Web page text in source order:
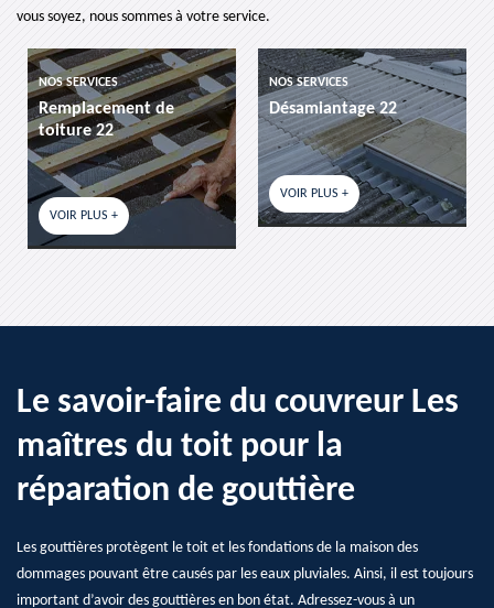
vous soyez, nous sommes à votre service.
NOS SERVICES
Remplacement de
toiture 22
VOIR PLUS +
NOS SERVICES
Désamiantage 22
VOIR PLUS +
Le savoir-faire du couvreur Les
maîtres du toit pour la
réparation de gouttière
Les gouttières protègent le toit et les fondations de la maison des
dommages pouvant être causés par les eaux pluviales. Ainsi, il est toujours
important d’avoir des gouttières en bon état. Adressez-vous à un